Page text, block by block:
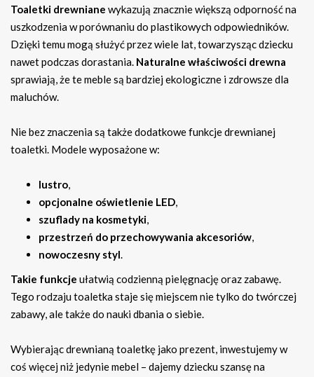
Toaletki drewniane wykazują znacznie większą odporność na
uszkodzenia w porównaniu do plastikowych odpowiedników.
Dzięki temu mogą służyć przez wiele lat, towarzysząc dziecku
nawet podczas dorastania. Naturalne właściwości drewna
sprawiają, że te meble są bardziej ekologiczne i zdrowsze dla
maluchów.
Nie bez znaczenia są także dodatkowe funkcje drewnianej
toaletki. Modele wyposażone w:
lustro,
opcjonalne oświetlenie LED,
szuflady na kosmetyki,
przestrzeń do przechowywania akcesoriów,
nowoczesny styl.
Takie funkcje ułatwią codzienną pielęgnację oraz zabawę.
Tego rodzaju toaletka staje się miejscem nie tylko do twórczej
zabawy, ale także do nauki dbania o siebie.
Wybierając drewnianą toaletkę jako prezent, inwestujemy w
coś więcej niż jedynie mebel – dajemy dziecku szansę na